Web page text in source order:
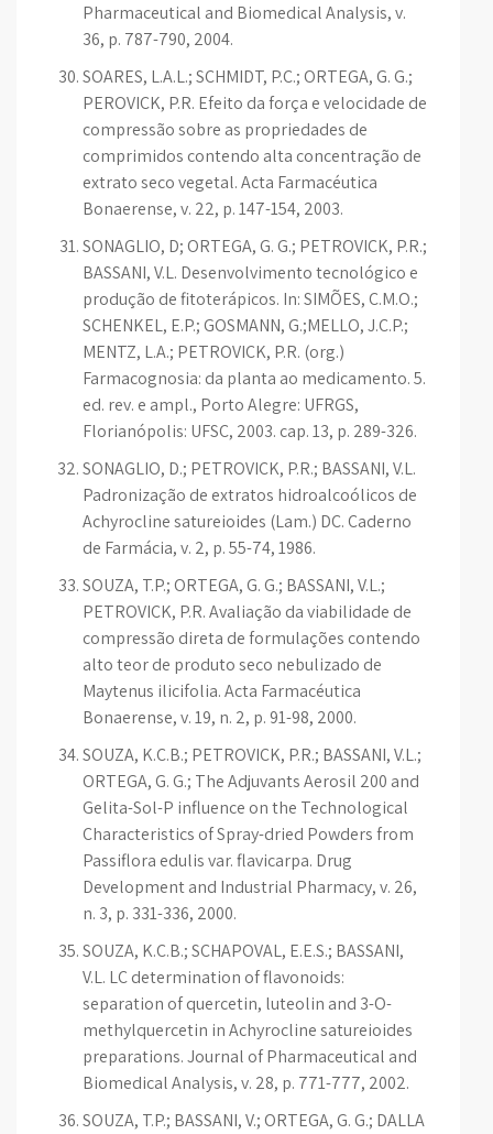
Pharmaceutical and Biomedical Analysis, v.
36, p. 787-790, 2004.
SOARES, L.A.L.; SCHMIDT, P.C.; ORTEGA, G. G.;
PEROVICK, P.R. Efeito da força e velocidade de
compressão sobre as propriedades de
comprimidos contendo alta concentração de
extrato seco vegetal. Acta Farmacéutica
Bonaerense, v. 22, p. 147-154, 2003.
SONAGLIO, D; ORTEGA, G. G.; PETROVICK, P.R.;
BASSANI, V.L. Desenvolvimento tecnológico e
produção de fitoterápicos. In: SIMÕES, C.M.O.;
SCHENKEL, E.P.; GOSMANN, G.;MELLO, J.C.P.;
MENTZ, L.A.; PETROVICK, P.R. (org.)
Farmacognosia: da planta ao medicamento. 5.
ed. rev. e ampl., Porto Alegre: UFRGS,
Florianópolis: UFSC, 2003. cap. 13, p. 289-326.
SONAGLIO, D.; PETROVICK, P.R.; BASSANI, V.L.
Padronização de extratos hidroalcoólicos de
Achyrocline satureioides (Lam.) DC. Caderno
de Farmácia, v. 2, p. 55-74, 1986.
SOUZA, T.P.; ORTEGA, G. G.; BASSANI, V.L.;
PETROVICK, P.R. Avaliação da viabilidade de
compressão direta de formulações contendo
alto teor de produto seco nebulizado de
Maytenus ilicifolia. Acta Farmacéutica
Bonaerense, v. 19, n. 2, p. 91-98, 2000.
SOUZA, K.C.B.; PETROVICK, P.R.; BASSANI, V.L.;
ORTEGA, G. G.; The Adjuvants Aerosil 200 and
Gelita-Sol-P influence on the Technological
Characteristics of Spray-dried Powders from
Passiflora edulis var. flavicarpa. Drug
Development and Industrial Pharmacy, v. 26,
n. 3, p. 331-336, 2000.
SOUZA, K.C.B.; SCHAPOVAL, E.E.S.; BASSANI,
V.L. LC determination of flavonoids:
separation of quercetin, luteolin and 3-O-
methylquercetin in Achyrocline satureioides
preparations. Journal of Pharmaceutical and
Biomedical Analysis, v. 28, p. 771-777, 2002.
SOUZA, T.P.; BASSANI, V.; ORTEGA, G. G.; DALLA